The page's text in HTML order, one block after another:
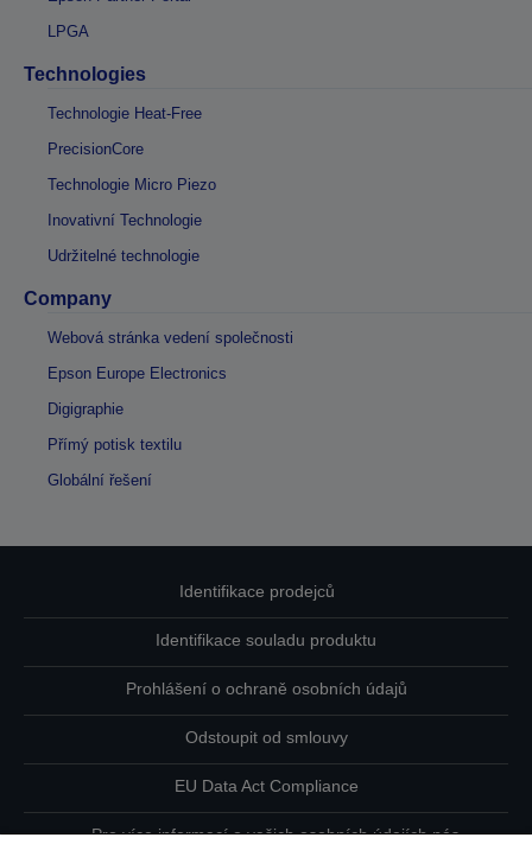
LPGA
Technologies
Technologie Heat-Free
PrecisionCore
Technologie Micro Piezo
Inovativní Technologie
Udržitelné technologie
Company
Webová stránka vedení společnosti
Epson Europe Electronics
Digigraphie
Přímý potisk textilu
Globální řešení
Identifikace prodejců
Identifikace souladu produktu
Prohlášení o ochraně osobních údajů
Odstoupit od smlouvy
EU Data Act Compliance
Pro více informací o vašich osobních údajích nás